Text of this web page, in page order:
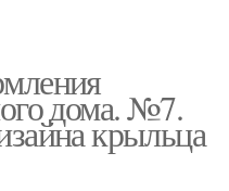
дома. №7.
крыльца